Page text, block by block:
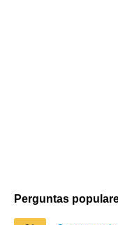
Perguntas